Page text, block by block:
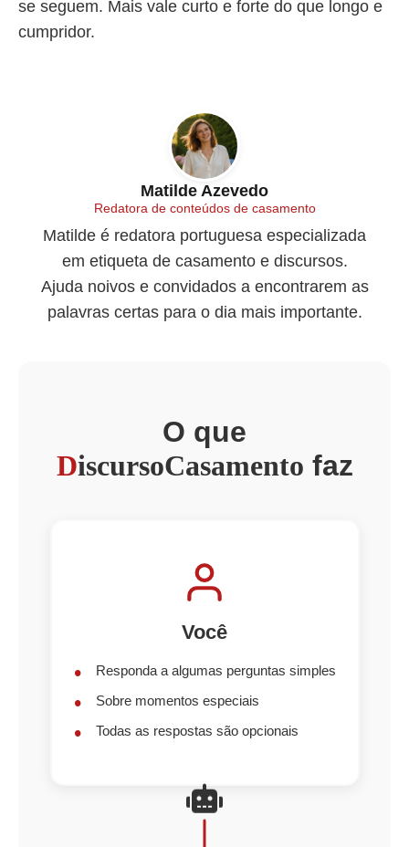
se seguem. Mais vale curto e forte do que longo e
cumpridor.
Matilde Azevedo
Redatora de conteúdos de casamento
Matilde é redatora portuguesa especializada
em etiqueta de casamento e discursos.
Ajuda noivos e convidados a encontrarem as
palavras certas para o dia mais importante.
O que
DiscursoCasamento faz
Você
Responda a algumas perguntas simples
Sobre momentos especiais
Todas as respostas são opcionais